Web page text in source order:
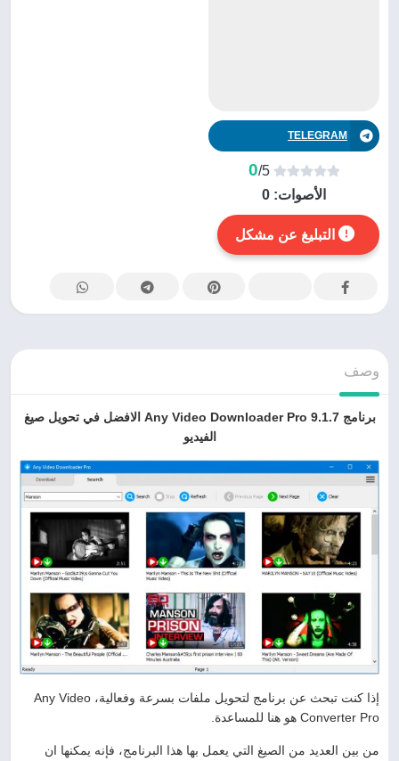
TELEGRAM
0/5
الأصوات: 0
التبليغ عن مشكل
وصف
برنامج Any Video Downloader Pro 9.1.7 الافضل في تحويل صيغ
الفيديو
إذا كنت تبحث عن برنامج لتحويل ملفات بسرعة وفعالية، Any Video
Converter Pro هو هنا للمساعدة.
من بين العديد من الصيغ التي يعمل بها هذا البرنامج، فإنه يمكنها ان